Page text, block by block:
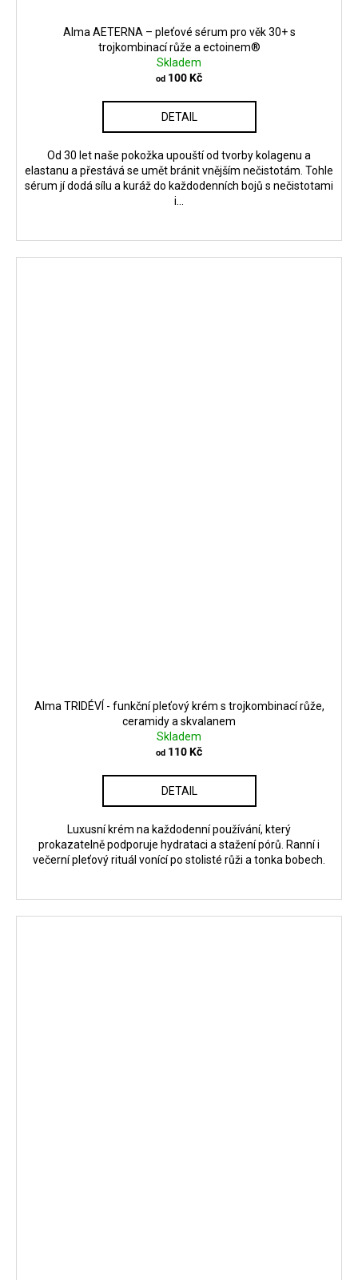
Alma AETERNA – pleťové sérum pro věk 30+ s
trojkombinací růže a ectoinem®
Skladem
od 100 Kč
DETAIL
Od 30 let naše pokožka upouští od tvorby kolagenu a
elastanu a přestává se umět bránit vnějším nečistotám. Tohle
sérum jí dodá sílu a kuráž do každodenních bojů s nečistotami
i...
Alma TRIDÉVÍ - funkční pleťový krém s trojkombinací růže,
ceramidy a skvalanem
Skladem
od 110 Kč
DETAIL
Luxusní krém na každodenní používání, který
prokazatelně podporuje hydrataci a stažení pórů. Ranní i
večerní pleťový rituál vonící po stolisté růži a tonka bobech.